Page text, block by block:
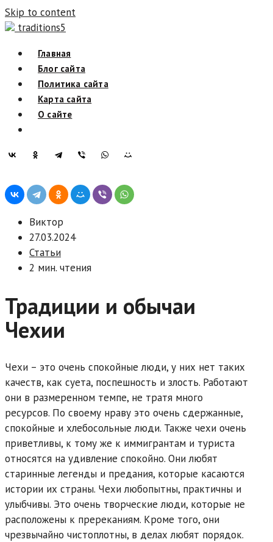
Skip to content
traditions5
Главная
Блог сайта
Политика сайта
Карта сайта
О сайте
Виктор
27.03.2024
Статьи
2 мин. чтения
Традиции и обычаи
Чехии
Чехи – это очень спокойные люди, у них нет таких
качеств, как суета, поспешность и злость. Работают
они в размеренном темпе, не тратя много
ресурсов. По своему нраву это очень сдержанные,
спокойные и хлебосольные люди. Также чехи очень
приветливы, к тому же к иммигрантам и туриста
относятся на удивление спокойно. Они любят
старинные легенды и предания, которые касаются
истории их страны. Чехи любопытны, практичны и
улыбчивы. Это очень творческие люди, которые не
расположены к пререканиям. Кроме того, они
чрезвычайно чистоплотны, в делах любят порядок.